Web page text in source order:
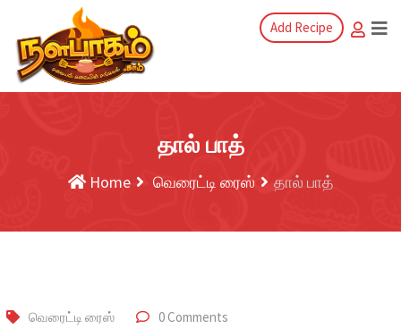
Add Recipe
தால் பாத்
Home வெரைட்டி ரைஸ் தால் பாத்
வெரைட்டி ரைஸ் 0 Comments